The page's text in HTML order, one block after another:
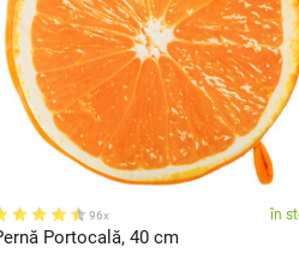
96x în
Portocală, 40 cm